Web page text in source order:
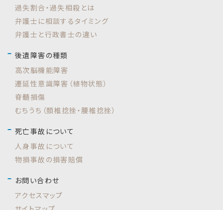
過失割合・過失相殺とは
弁護士に相談するタイミング
弁護士と行政書士の違い
後遺障害の種類
高次脳機能障害
遷延性意識障害（植物状態）
脊髄損傷
むちうち（頚椎捻挫・腰椎捻挫）
死亡事故について
人身事故について
物損事故の損害賠償
お問い合わせ
アクセスマップ